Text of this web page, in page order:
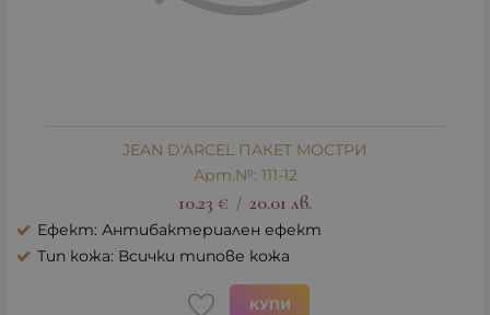
JEAN D'ARCEL ПАКЕТ МОСТРИ
Арт.№: 111-12
10.23 € / 20.01 лв.
Ефект: Антибактериален ефект
Тип кожа: Всички типове кожа
КУПИ